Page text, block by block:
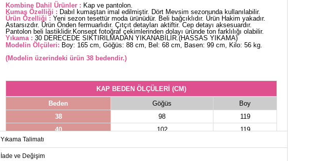
Kombine Dahil Ürünler : Kap ve pantolon.
Kumaş Özelliği : Dabıl kumaştan imal edilmiştir. Dört Mevsim sezonunda kullanılabilir.
Ürün Özelliği : Yeni sezon tesettür moda ürünüdür. Beli bağcıklıdır. Ürün Hakim yakadır.
Astarsızdır. Ürün Önden fermuarlıdır. Çıtçıt detayları aktiftir. Cep detayı aksesuardır.
Pantolon beli lastiklidir.Konsept fotoğraf çekimlerinden dolayı üründe ton farklılığı olabilir.
Yıkama : 30 DERECEDE SIKTIRILMADAN YIKANABİLİR.(HASSAS YIKAMA)
Modelin Ölçüleri: Boy: 165 cm, Göğüs: 88 cm, Bel: 68 cm, Basen: 99 cm, Kilo: 56 kg.
(Modelin üzerindeki ürün 38 bedendir.)
KAP BEDEN ÖLÇÜLERİ (CM)
Beden
Göğüs
Boy
38
98
119
40
102
119
Yıkama Talimatı
İade ve Değişim